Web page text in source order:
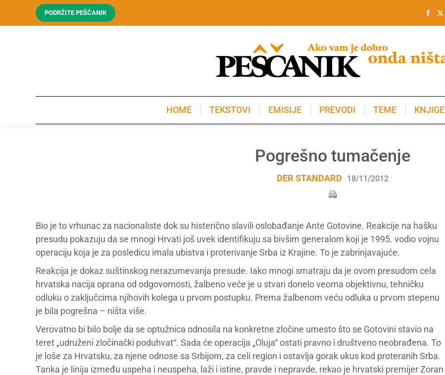
PODRŽITE PEŠČANIK
HOME TEKSTOVI EMISIJE PREVODI TEME KNJIGE
Pogrešno tumačenje
DER STANDARD 18/11/2012
Bio je to vrhunac za nacionaliste dok su histerično slavili oslobađanje Ante Gotovine. Reakcije na hašku
presudu pokazuju da se mnogi Hrvati još uvek identifikuju sa bivšim generalom koji je 1995. vodio vojnu
operaciju koja je za posledicu imala ubistva i proterivanje Srba iz Krajine. To je zabrinjavajuće.
Reakcija je dokaz suštinskog nerazumevanja presude. Iako mnogi smatraju da je ovom presudom cela
hrvatska nacija oprana od odgovornosti, žalbeno veće je u stvari donelo veoma objektivnu, tehničku
odluku o zaključcima njihovih kolega u prvom postupku. Prema žalbenom veću odluka u prvom stepenu
je bila pogrešna – ništa više.
Verovatno bi bilo bolje da se optužnica odnosila na konkretne zločine umesto što se Gotovini stavio na
teret „udruženi zločinački poduhvat“. Sada će operacija „Oluja“ ostati pravno i društveno neobrađena. To
je loše za Hrvatsku, za njene odnose sa Srbijom, za celi region i ostavlja gorak ukus kod proteranih Srba.
Tanka je linija između uspeha i neuspeha, laži i istine, pravde i nepravde, rekao je hrvatski premijer Zoran
KNJIGE